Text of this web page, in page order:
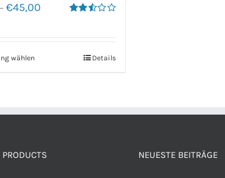
–€45,00
wählen Details
NEUESTE BEITRÄGE